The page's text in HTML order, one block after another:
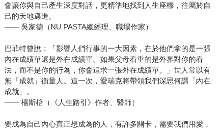
會讓你與自己產生深度對話，更精準地找到人生座標，往屬於自
己的天地邁進。
—— 吳家德（NU PASTA總經理、職場作家）
巴菲特曾說：「影響人們行事的一大因素，在於他們拿的是一張
內在成績單還是外在成績單。如果父母看重的是外界對你的看
法，而不是你的行為，你會追求一張外在成績單。」世人常以有
無「成就」衡量人。這一次，愛瑞克將帶領我們深思何謂「內在
成就」。
—— 楊斯棓（《人生路引》作者、醫師）
要成為自己內心真正想成為的人，有許多關卡，需要我們用愛，